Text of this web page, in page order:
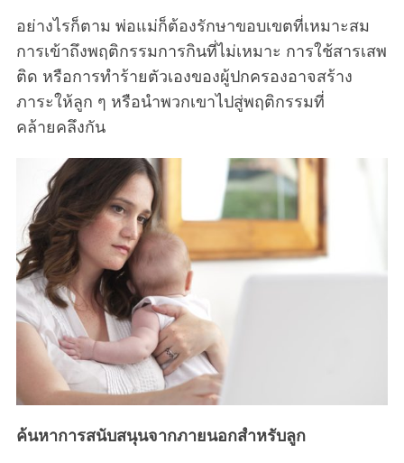
อย่างไรก็ตาม พ่อแม่ก็ต้องรักษาขอบเขตที่เหมาะสม
การเข้าถึงพฤติกรรมการกินที่ไม่เหมาะ การใช้สารเสพ
ติด หรือการทำร้ายตัวเองของผู้ปกครองอาจสร้าง
ภาระให้ลูก ๆ หรือนำพวกเขาไปสู่พฤติกรรมที่
คล้ายคลึงกัน
ค้นหาการสนับสนุนจากภายนอกสำหรับลูก